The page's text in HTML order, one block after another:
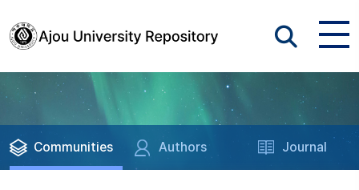
Communities Authors Journal